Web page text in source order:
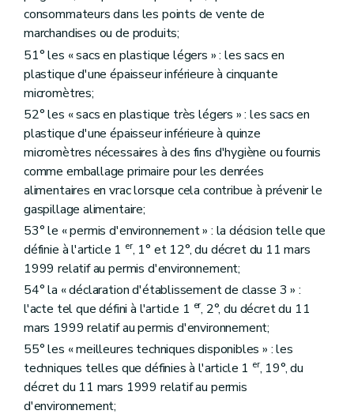
consommateurs dans les points de vente de
marchandises ou de produits;
51° les « sacs en plastique légers » : les sacs en
plastique d'une épaisseur inférieure à cinquante
micromètres;
52° les « sacs en plastique très légers » : les sacs en
plastique d'une épaisseur inférieure à quinze
micromètres nécessaires à des fins d'hygiène ou fournis
comme emballage primaire pour les denrées
alimentaires en vrac lorsque cela contribue à prévenir le
gaspillage alimentaire;
53° le « permis d'environnement » : la décision telle que
définie à l'article 1 er, 1° et 12°, du décret du 11 mars
1999 relatif au permis d'environnement;
54° la « déclaration d'établissement de classe 3 » :
l'acte tel que défini à l'article 1 er, 2°, du décret du 11
mars 1999 relatif au permis d'environnement;
55° les « meilleures techniques disponibles » : les
techniques telles que définies à l'article 1 er, 19°, du
décret du 11 mars 1999 relatif au permis
d'environnement;